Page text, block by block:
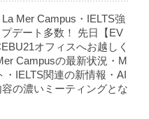
Mer Campus・IELTS強
デート多数！ 先日【EV
オフィスへお越しく
Campusの最新状況・M
IELTS関連の新情報・AI
の濃いミーティングとな